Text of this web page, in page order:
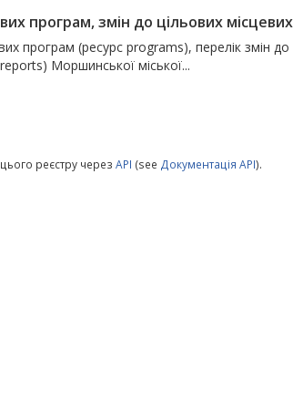
програм, змін до цільових
програм (ресурс programs), перелік змін
Моршинської міської...
реєстру через API (see Документація API).